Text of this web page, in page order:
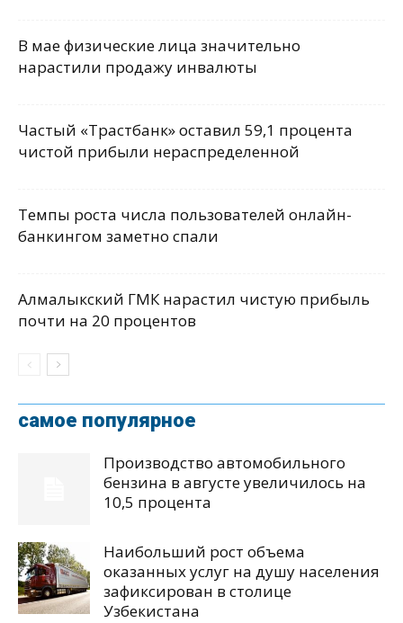
В мае физические лица значительно
нарастили продажу инвалюты
Частый «Трастбанк» оставил 59,1 процента
чистой прибыли нераспределенной
Темпы роста числа пользователей онлайн-
банкингом заметно спали
Алмалыкский ГМК нарастил чистую прибыль
почти на 20 процентов
самое популярное
Производство автомобильного
бензина в августе увеличилось на
10,5 процента
Наибольший рост объема
оказанных услуг на душу населения
зафиксирован в столице
Узбекистана